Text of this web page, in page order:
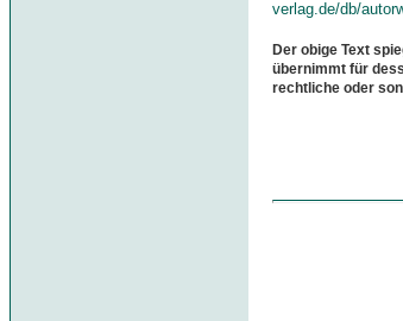
verlag.de/db/
Der obige Text
übernimmt für
rechtliche oder